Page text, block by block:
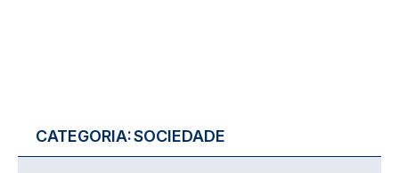
CATEGORIA:SOCIEDADE